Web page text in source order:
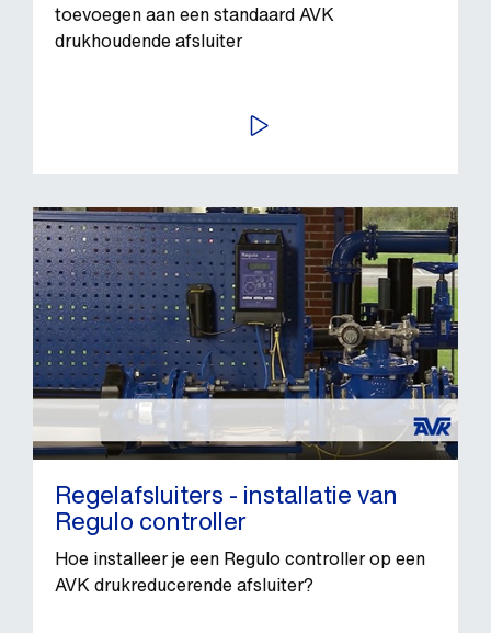
toevoegen aan een standaard AVK
drukhoudende afsluiter
BEKIJK VIDEO
Regelafsluiters - installatie van
Regulo controller
Hoe installeer je een Regulo controller op een
AVK drukreducerende afsluiter?